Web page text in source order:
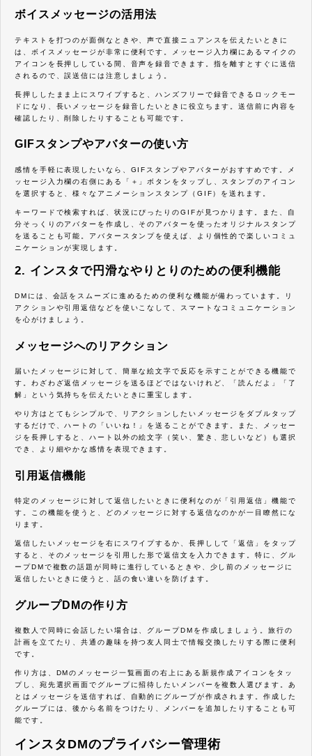
ボイスメッセージの活用法
テキストを打つのが面倒なときや、声で直接ニュアンスを伝えたいときに
は、ボイスメッセージが非常に便利です。メッセージ入力欄にあるマイクの
アイコンを長押ししている間、音声を録音できます。指を離すとすぐに送信
されるので、誤送信には注意しましょう。
長押ししたまま上にスワイプすると、ハンズフリーで録音できるロックモー
ドになり、長いメッセージを録音したいときに役立ちます。送信前に内容を
確認したり、削除したりすることも可能です。
GIFスタンプやアバターの使い方
感情を手軽に表現したいなら、GIFスタンプやアバターがおすすめです。メ
ッセージ入力欄の右側にある「＋」ボタンをタップし、スタンプのアイコン
を選択すると、様々なアニメーションスタンプ（GIF）を送れます。
キーワードで検索すれば、状況にぴったりのGIFが見つかります。また、自
分そっくりのアバターを作成し、そのアバターを使ったオリジナルスタンプ
を送ることも可能。アバタースタンプを使えば、より個性的で楽しいコミュ
ニケーションが実現します。
2. インスタで円滑なやりとりのための便利機能
DMには、会話をスムーズに進めるための便利な機能が備わっています。リ
アクションや引用返信などを使いこなして、スマートなコミュニケーション
を心がけましょう。
メッセージへのリアクション
届いたメッセージに対して、簡単な絵文字で反応を示すことができる機能で
す。わざわざ返信メッセージを送るほどではないけれど、「読んだよ」「了
解」という気持ちを伝えたいときに重宝します。
やり方はとてもシンプルで、リアクションしたいメッセージをダブルタップ
するだけで、ハートの「いいね！」を送ることができます。また、メッセー
ジを長押しすると、ハート以外の絵文字（笑い、驚き、悲しいなど）も選択
でき、より細やかな感情を表現できます。
引用返信機能
特定のメッセージに対して返信したいときに便利なのが「引用返信」機能で
す。この機能を使うと、どのメッセージに対する返信なのかが一目瞭然にな
ります。
返信したいメッセージを右にスワイプするか、長押しして「返信」をタップ
すると、そのメッセージを引用した形で返信文を入力できます。特に、グル
ープDMで複数の話題が同時に進行しているときや、少し前のメッセージに
返信したいときに使うと、話の食い違いを防げます。
グループDMの作り方
複数人で同時に会話したい場合は、グループDMを作成しましょう。旅行の
計画を立てたり、共通の趣味を持つ友人同士で情報交換したりする際に便利
です。
作り方は、DMのメッセージ一覧画面の右上にある新規作成アイコンをタッ
プし、宛先選択画面でグループに招待したいメンバーを複数人選びます。あ
とはメッセージを送信すれば、自動的にグループが作成されます。作成した
グループには、後から名前をつけたり、メンバーを追加したりすることも可
能です。
インスタDMのプライバシー管理術